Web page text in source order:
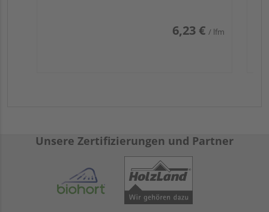
6,23 € / lfm
Unsere Zertifizierungen und Partner